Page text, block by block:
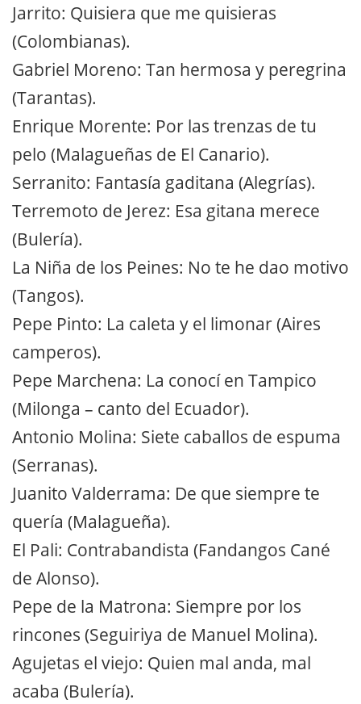
Jarrito: Quisiera que me quisieras
(Colombianas).
Gabriel Moreno: Tan hermosa y peregrina
(Tarantas).
Enrique Morente: Por las trenzas de tu
pelo (Malagueñas de El Canario).
Serranito: Fantasía gaditana (Alegrías).
Terremoto de Jerez: Esa gitana merece
(Bulería).
La Niña de los Peines: No te he dao motivo
(Tangos).
Pepe Pinto: La caleta y el limonar (Aires
camperos).
Pepe Marchena: La conocí en Tampico
(Milonga – canto del Ecuador).
Antonio Molina: Siete caballos de espuma
(Serranas).
Juanito Valderrama: De que siempre te
quería (Malagueña).
El Pali: Contrabandista (Fandangos Cané
de Alonso).
Pepe de la Matrona: Siempre por los
rincones (Seguiriya de Manuel Molina).
Agujetas el viejo: Quien mal anda, mal
acaba (Bulería).